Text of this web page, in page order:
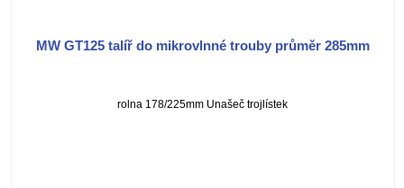
MW GT125 talíř do mikrovlnné trouby průměr 285mm
rolna 178/225mm Unašeč trojlístek